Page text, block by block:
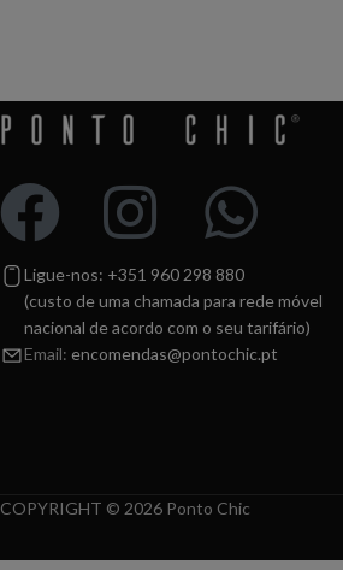
Ligue-nos: +351 960 298 880
(custo de uma chamada para rede móvel
nacional de acordo com o seu tarifário)
Email: encomendas@pontochic.pt
COPYRIGHT © 2026 Ponto Chic